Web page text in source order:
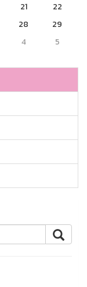
21
22
28
29
4 5